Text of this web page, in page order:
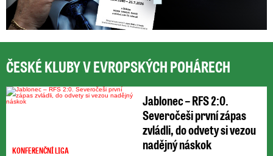
ČESKÉ KLUBY V EVROPSKÝCH POHÁRECH
KONFERENČNÍ LIGA
Jablonec – RFS 2:0.
Severočeši první zápas
zvládli, do odvety si vezou
nadějný náskok